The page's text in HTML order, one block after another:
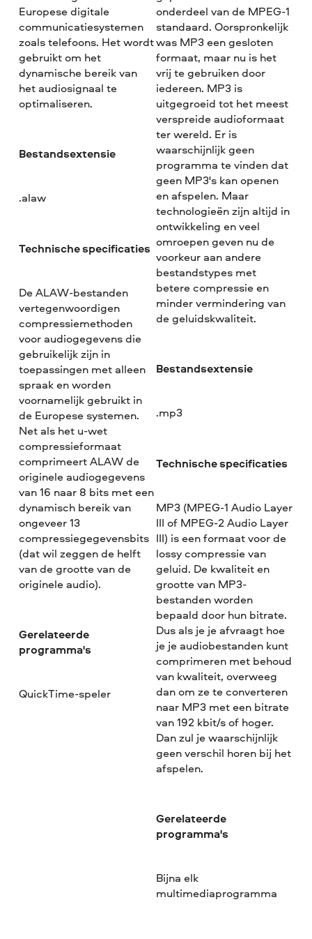
Europese digitale
communicatiesystemen
zoals telefoons. Het wordt
gebruikt om het
dynamische bereik van
het audiosignaal te
optimaliseren.
Bestandsextensie
.alaw
Technische specificaties
De ALAW-bestanden
vertegenwoordigen
compressiemethoden
voor audiogegevens die
gebruikelijk zijn in
toepassingen met alleen
spraak en worden
voornamelijk gebruikt in
de Europese systemen.
Net als het u-wet
compressieformaat
comprimeert ALAW de
originele audiogegevens
van 16 naar 8 bits met een
dynamisch bereik van
ongeveer 13
compressiegegevensbits
(dat wil zeggen de helft
van de grootte van de
originele audio).
Gerelateerde
programma's
QuickTime-speler
onderdeel van de MPEG-1
standaard. Oorspronkelijk
was MP3 een gesloten
formaat, maar nu is het
vrij te gebruiken door
iedereen. MP3 is
uitgegroeid tot het meest
verspreide audioformaat
ter wereld. Er is
waarschijnlijk geen
programma te vinden dat
geen MP3's kan openen
en afspelen. Maar
technologieën zijn altijd in
ontwikkeling en veel
omroepen geven nu de
voorkeur aan andere
bestandstypes met
betere compressie en
minder vermindering van
de geluidskwaliteit.
Bestandsextensie
.mp3
Technische specificaties
MP3 (MPEG-1 Audio Layer
III of MPEG-2 Audio Layer
III) is een formaat voor de
lossy compressie van
geluid. De kwaliteit en
grootte van MP3-
bestanden worden
bepaald door hun bitrate.
Dus als je je afvraagt hoe
je je audiobestanden kunt
comprimeren met behoud
van kwaliteit, overweeg
dan om ze te converteren
naar MP3 met een bitrate
van 192 kbit/s of hoger.
Dan zul je waarschijnlijk
geen verschil horen bij het
afspelen.
Gerelateerde
programma's
Bijna elk
multimediaprogramma